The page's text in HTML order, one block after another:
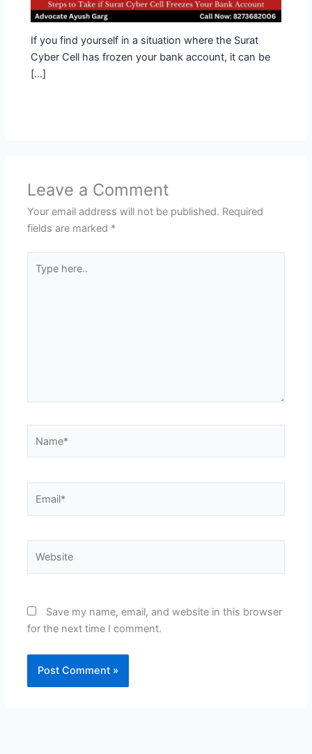
If you find yourself in a situation where the Surat
Cyber Cell has frozen your bank account, it can be
[…]
Leave a Comment
Your email address will not be published. Required
fields are marked *
here..
Save my name, email, and website in this browser
for the next time I comment.